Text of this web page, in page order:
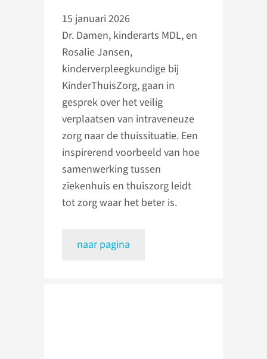
15 januari 2026
Dr. Damen, kinderarts MDL, en
Rosalie Jansen,
kinderverpleegkundige bij
KinderThuisZorg, gaan in
gesprek over het veilig
verplaatsen van intraveneuze
zorg naar de thuissituatie. Een
inspirerend voorbeeld van hoe
samenwerking tussen
ziekenhuis en thuiszorg leidt
tot zorg waar het beter is.
naar pagina